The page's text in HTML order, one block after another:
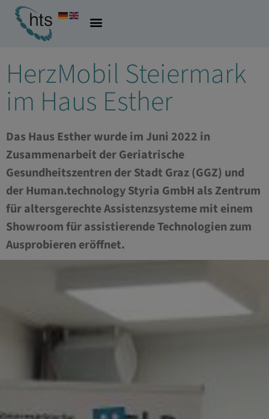
15.06.2023Allgemein
HerzMobil Steiermark
im Haus Esther
Das Haus Esther wurde im Juni 2022 in
Zusammenarbeit der Geriatrische
Gesundheitszentren der Stadt Graz (GGZ) und
der Human.technology Styria GmbH als Zentrum
für altersgerechte Assistenzsysteme mit einem
Showroom für assistierende Technologien zum
Ausprobieren eröffnet.